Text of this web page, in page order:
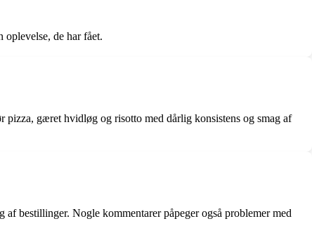
oplevelse, de har fået.
gæret hvidløg og risotto med dårlig konsistens og smag af
bestillinger. Nogle kommentarer påpeger også problemer med